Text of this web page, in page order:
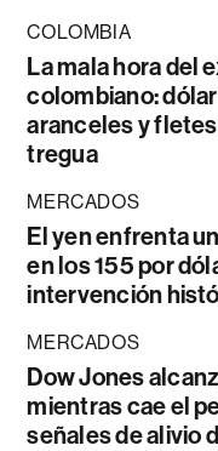
COLOMBIA
La mala hora del
colombiano:
aranceles y
tregua
MERCADOS
El yen enfrenta
en los 155 por
intervención
MERCADOS
Dow Jones
mientras cae el
señales de alivio